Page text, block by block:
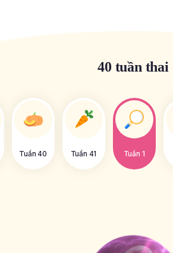
40 tuần thai
Tuần 40 Tuần 41 Tuần 1